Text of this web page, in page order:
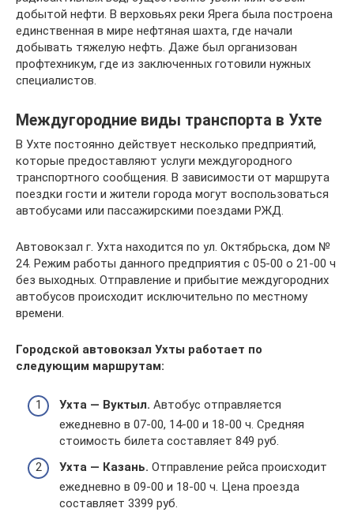
добытой нефти. В верховьях реки Ярега была построена
единственная в мире нефтяная шахта, где начали
добывать тяжелую нефть. Даже был организован
профтехникум, где из заключенных готовили нужных
специалистов.
Междугородние виды транспорта в Ухте
В Ухте постоянно действует несколько предприятий,
которые предоставляют услуги междугородного
транспортного сообщения. В зависимости от маршрута
поездки гости и жители города могут воспользоваться
автобусами или пассажирскими поездами РЖД.
Автовокзал г. Ухта находится по ул. Октябрьска, дом №
24. Режим работы данного предприятия с 05-00 о 21-00 ч
без выходных. Отправление и прибытие междугородних
автобусов происходит исключительно по местному
времени.
Городской автовокзал Ухты работает по
следующим маршрутам:
Ухта — Вуктыл. Автобус отправляется
ежедневно в 07-00, 14-00 и 18-00 ч. Средняя
стоимость билета составляет 849 руб.
Ухта — Казань. Отправление рейса происходит
ежедневно в 09-00 и 18-00 ч. Цена проезда
составляет 3399 руб.